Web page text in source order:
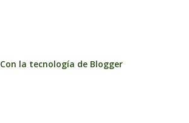
Con la tecnología de Blogger